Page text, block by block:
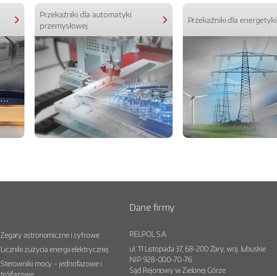
Przekaźniki dla automatyki
przemysłowej
Przekaźniki dla energetyki
Zegary astronomiczne i cyfrowe
Liczniki zużycia energii elektrycznej
Sterowniki mocy – jednofazowe i
trójfazowe
Dane firmy
RELPOL S.A.
ul. 11 Listopada 37,68-200Żary, woj. lubuskie
NIP 928-000-70-76
Sąd Rejonowy w Zielonej Górze